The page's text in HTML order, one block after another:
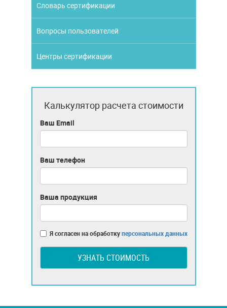
Словарь сертификации
Вопросы пользователей
Центры сертификации
Калькулятор расчета стоимости
Ваш Email
Ваш телефон
Ваша продукция
Я согласен на обработкуперсональных данных
УЗНАТЬ СТОИМОСТЬ